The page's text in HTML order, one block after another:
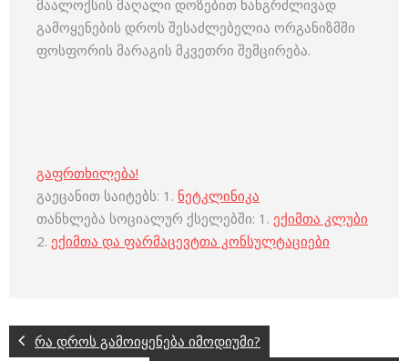
მაალოქსის მაღალი დოზებით ხანგრძლივად
გამოყენების დროს შესაძლებელია ორგანიზმში
ფოსფორის მარაგის მკვეთრი შემცირება.
გაფრთხილება!
გაეცანით საიტებს: 1. ნეტკლინიკა
თანხლება სოციალურ ქსელებში: 1. ექიმთა კლუბი
2. ექიმთა და ფარმაცევტთა კონსულტაციები
რა დროს გამოიყენება იმოდიუმი?